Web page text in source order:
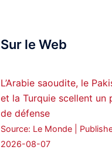
25 Jan 2025
Forces, SDF
hauro Abgar
from the ranks of
Syriac Military
MFS as official
spokesperson. We
Sur le Web
L’Arabie saoudite, le
et la Turquie scellent un
de défense
Source: Le Monde
2026-08-07